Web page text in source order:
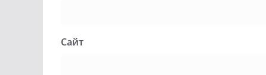
Сайт